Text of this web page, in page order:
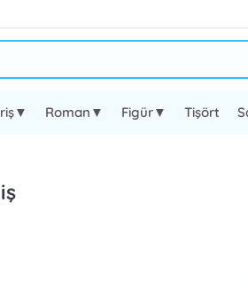
Roman▼ Figür▼ Tişört